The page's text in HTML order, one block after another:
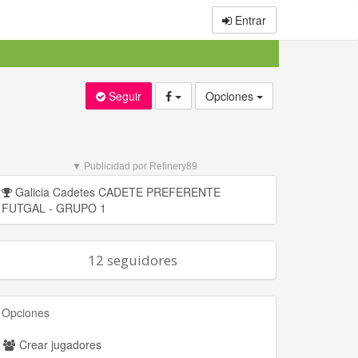
Entrar
Seguir Opciones
▼ Publicidad por Refinery89
Galicia Cadetes CADETE PREFERENTE
FUTGAL - GRUPO 1
12 seguidores
Opciones
Crear jugadores